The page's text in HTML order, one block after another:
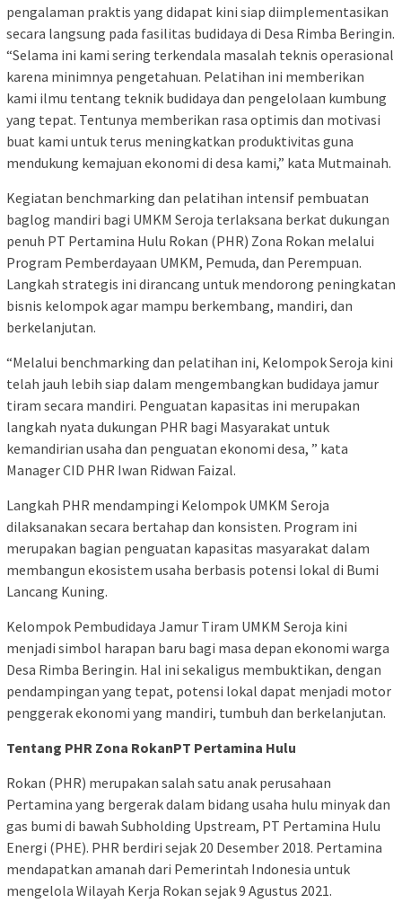
pengalaman praktis yang didapat kini siap diimplementasikan
secara langsung pada fasilitas budidaya di Desa Rimba Beringin.
“Selama ini kami sering terkendala masalah teknis operasional
karena minimnya pengetahuan. Pelatihan ini memberikan
kami ilmu tentang teknik budidaya dan pengelolaan kumbung
yang tepat. Tentunya memberikan rasa optimis dan motivasi
buat kami untuk terus meningkatkan produktivitas guna
mendukung kemajuan ekonomi di desa kami,” kata Mutmainah.
Kegiatan benchmarking dan pelatihan intensif pembuatan
baglog mandiri bagi UMKM Seroja terlaksana berkat dukungan
penuh PT Pertamina Hulu Rokan (PHR) Zona Rokan melalui
Program Pemberdayaan UMKM, Pemuda, dan Perempuan.
Langkah strategis ini dirancang untuk mendorong peningkatan
bisnis kelompok agar mampu berkembang, mandiri, dan
berkelanjutan.
“Melalui benchmarking dan pelatihan ini, Kelompok Seroja kini
telah jauh lebih siap dalam mengembangkan budidaya jamur
tiram secara mandiri. Penguatan kapasitas ini merupakan
langkah nyata dukungan PHR bagi Masyarakat untuk
kemandirian usaha dan penguatan ekonomi desa, ” kata
Manager CID PHR Iwan Ridwan Faizal.
Langkah PHR mendampingi Kelompok UMKM Seroja
dilaksanakan secara bertahap dan konsisten. Program ini
merupakan bagian penguatan kapasitas masyarakat dalam
membangun ekosistem usaha berbasis potensi lokal di Bumi
Lancang Kuning.
Kelompok Pembudidaya Jamur Tiram UMKM Seroja kini
menjadi simbol harapan baru bagi masa depan ekonomi warga
Desa Rimba Beringin. Hal ini sekaligus membuktikan, dengan
pendampingan yang tepat, potensi lokal dapat menjadi motor
penggerak ekonomi yang mandiri, tumbuh dan berkelanjutan.
Tentang PHR Zona RokanPT Pertamina Hulu
Rokan (PHR) merupakan salah satu anak perusahaan
Pertamina yang bergerak dalam bidang usaha hulu minyak dan
gas bumi di bawah Subholding Upstream, PT Pertamina Hulu
Energi (PHE). PHR berdiri sejak 20 Desember 2018. Pertamina
mendapatkan amanah dari Pemerintah Indonesia untuk
mengelola Wilayah Kerja Rokan sejak 9 Agustus 2021.